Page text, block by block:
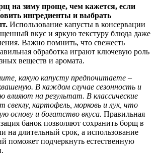
на зиму проще, чем кажется, если
ингредиенты и выбрать
Использование капусты в консервации
вкус и яркую текстуру блюда даже
Важно помнить, что свежесть
обработка играют ключевую роль
веществ и аромата.
какую капусту предпочитаете –
В каждом случае сезонность и
влияют на результат. В классические
свеклу, картофель, морковь и лук, что
основу и богатство вкуса. Правильная
банок позволяют сохранить борщ в
на длительный срок, а использование
поможет подчеркнуть естественную